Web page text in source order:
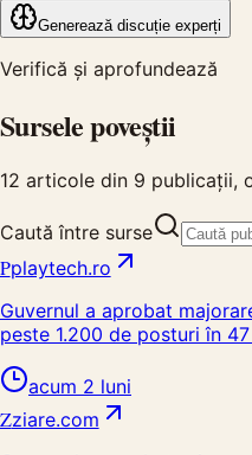
Generează discuție experți
Verifică și aprofundează
Sursele poveștii
12 articole din 9 publicații,
Caută între surse
Pplaytech.ro
Guvernul a aprobat
peste 1.200 de posturi în
acum 2 luni
Zziare.com